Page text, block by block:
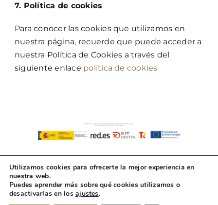
7. Política de cookies
Para conocer las cookies que utilizamos en
nuestra página, recuerde que puede acceder a
nuestra Política de Cookies a través del
siguiente enlace política de cookies
Utilizamos cookies para ofrecerte la mejor experiencia en
nuestra web.
Puedes aprender más sobre qué cookies utilizamos o
desactivarlas en losajustes.